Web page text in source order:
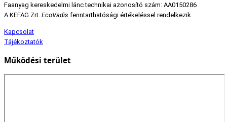
Faanyag kereskedelmi lánc technikai azonosító szám: AA0150286
A KEFAG Zrt. EcoVadis fenntarthatósági értékeléssel rendelkezik.
Kapcsolat
Tájékoztatók
Működési terület